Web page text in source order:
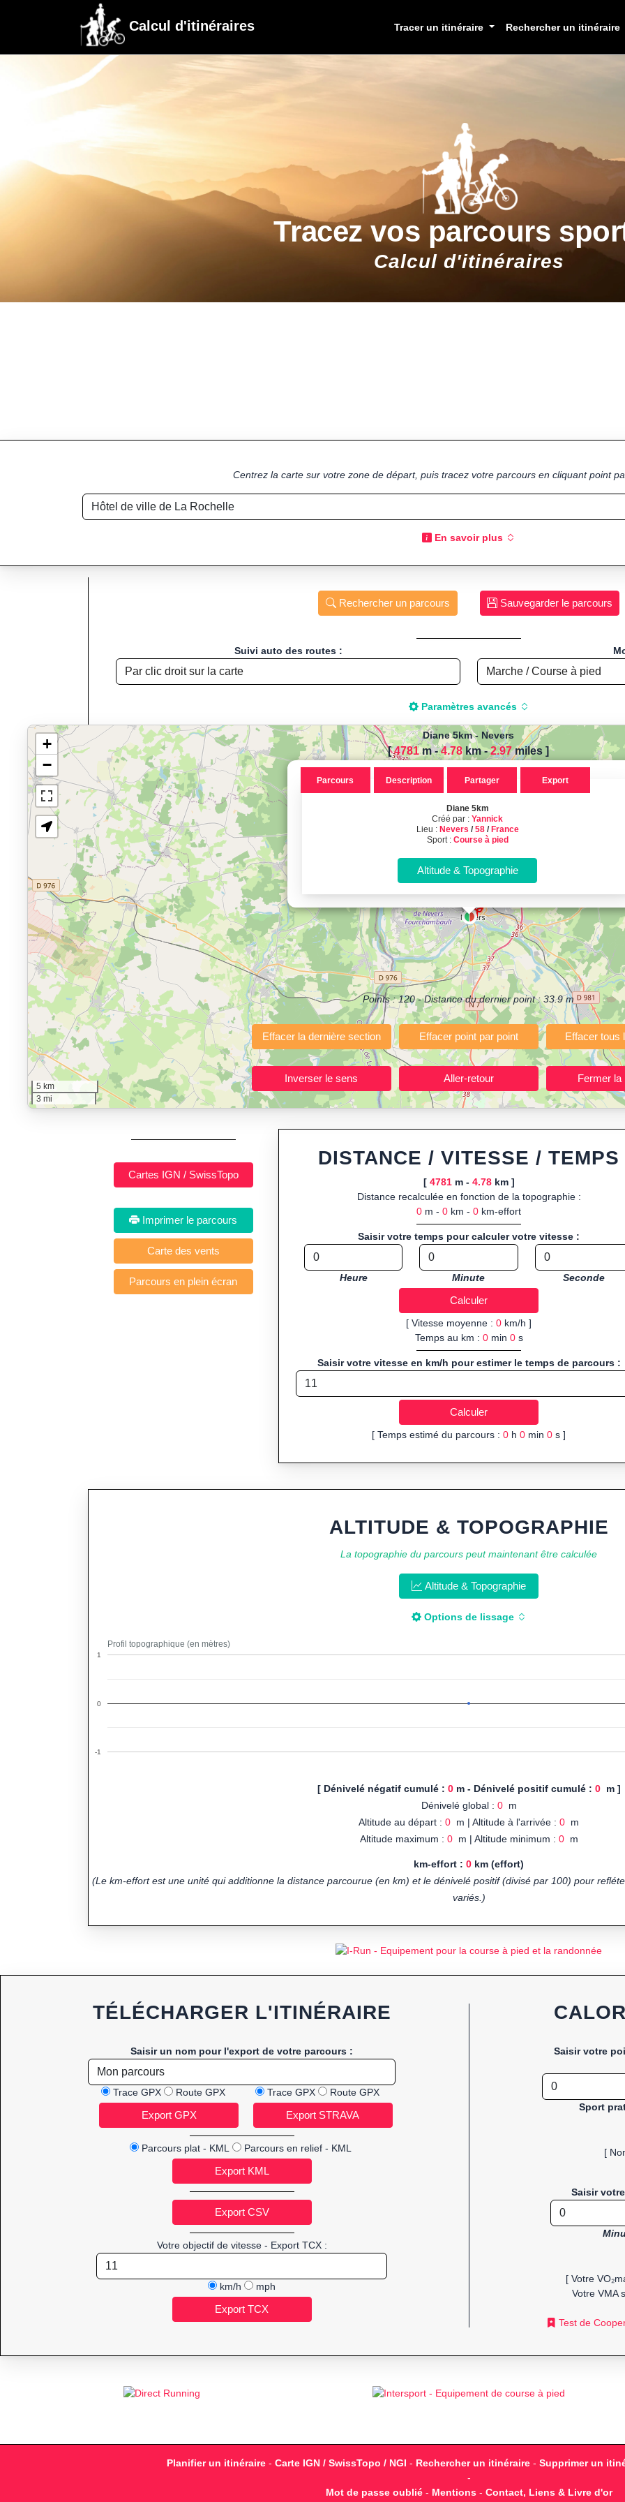
Calcul d'itinéraires Tracer un itinéraire Rechercher un itinéraire
Tracez vos parcours
Calcul d'itinéraires
Centrez la carte sur votre zone de départ, puis tracez votre parcours en cliquant point
En savoir plus
Rechercher un parcours Sauvegarder le parcours
Suivi auto des routes :
Paramètres avancés
Chargement de la carte pour calculer la distance de
Jogging, Course à pied, Vélo, Cyclisme, VTT,
Affichage du parcours : Diane 5km, créé par Yannick,
Calcul d'itinéraires
Calculez la distance et le dénivelé de vos parcours sportifs !
(Course à pied, Vélo, Randonnée, Roller...)
"Calcul d'itinéraires"
est un outil gratuit et sans inscription permettant de planifier et analyser vos parcours sportifs (jogging, course
votre navigateur.
Fonctionnalités principales :tracé interactif point par point ou import de fichier GPX, calcul instantané de la distance (ajustée à la
avec options de lissage, export en trace GPX, route GPX, KML (plat ou relief) et TCX, ainsi que calculs intégrés de
Public cible :strong> sportifs de loisir et compétiteurs préparant entraînements et parcours, organisateurs d’événements
trajets à l’avance.
Sports et activités disponibles :Footing (jogging), course à pied, cyclisme (vélo), VTT,
Diane 5km- Nevers
[4781m -4.78km-2.97miles ]
Points :120- Distance du dernier point :33.9m
Diane 5km
Créé par :Yannick
Lieu : Nevers /58/ France
Sport : Course à pied
Parcours Description Partager Export
+
−
5 km
3 mi
Imprimer le parcours
DISTANCE / VITESSE / TEMPS
[ 4781m - 4.78km ]
Distance recalculée en fonction de la topographie :
0 m - 0 km - 0 km-effort
Saisir votre temps pour calculer votre vitesse :
Heure Minute Seconde
[ Vitesse moyenne : 0 km/h ]
Temps au km : 0min 0s
Saisir votre vitesse en km/h pour estimer le temps de parcours :
[ Temps estimé du parcours : 0 h 0 min 0 s ]
ALTITUDE & TOPOGRAPHIE
La topographie du parcours peut maintenant être calculée
Altitude & Topographie
Options de lissage
Profil topographique (en mètres)
-1
0
1
[ Dénivelé négatif cumulé : 0m - Dénivelé positif cumulé : 0m ]
Dénivelé global : 0m
Altitude au départ : 0 m | Altitude à l'arrivée : 0 m
Altitude maximum : 0m | Altitude minimum : 0m
km-effort : 0 km (effort)
(Le km-effort est une unité qui additionne la distance parcourue (en km) et le dénivelé positif (divisé par 100) pour
variés.)
TÉLÉCHARGER L'ITINÉRAIRE
Saisir un nom pour l'export de votre parcours :
Trace GPX Route GPX Trace GPX Route GPX
Parcours plat - KML Parcours en relief - KML
Votre objectif de vitesse - Export TCX :
km/h mph
Saisir votre
Sport
[
Saisir
[ Votre
Votre VMA
Test de
Planifier un itinéraire - Carte IGN / SwissTopo / NGI - Rechercher un itinéraire - Supprimer un
-
Mot de passe oublié- Mentions- Contact, Liens & Livre d'or